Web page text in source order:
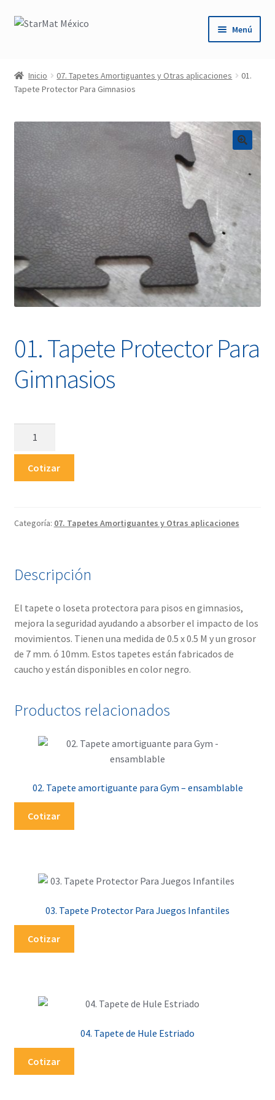
Saltar
Ir
Menú
Carrito
Conoce Nuestros Productos
Cotización
Mi cuenta
Pago
Tienda
Inicio 07. Tapetes Amortiguantes y Otras aplicaciones
01.
Tapete Protector Para Gimnasios
01. Tapete Protector Para
Gimnasios
Cotizar
Categoría: 07. Tapetes Amortiguantes y Otras aplicaciones
Descripción
El tapete o loseta protectora para pisos en gimnasios,
mejora la seguridad ayudando a absorber el impacto de los
movimientos. Tienen una medida de 0.5 x 0.5 M y un grosor
de 7 mm. ó 10mm. Estos tapetes están fabricados de
caucho y están disponibles en color negro.
Productos relacionados
02. Tapete amortiguante para Gym – ensamblable
Cotizar
03. Tapete Protector Para Juegos Infantiles
Cotizar
04. Tapete de Hule Estriado
Cotizar